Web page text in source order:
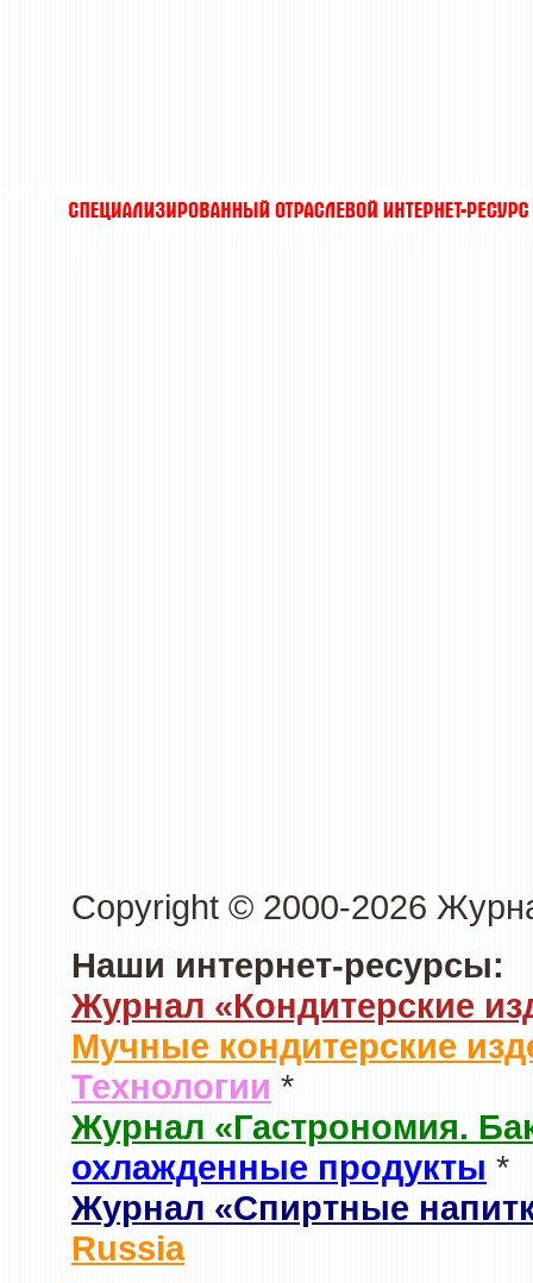
Copyright © 2000-2026
Наши интернет-ресурсы:
Журнал «Кондитерские
Мучные кондитерские
Технологии *
Журнал «Гастрономия.
охлажденные продукты *
Журнал «Спиртные
Russia